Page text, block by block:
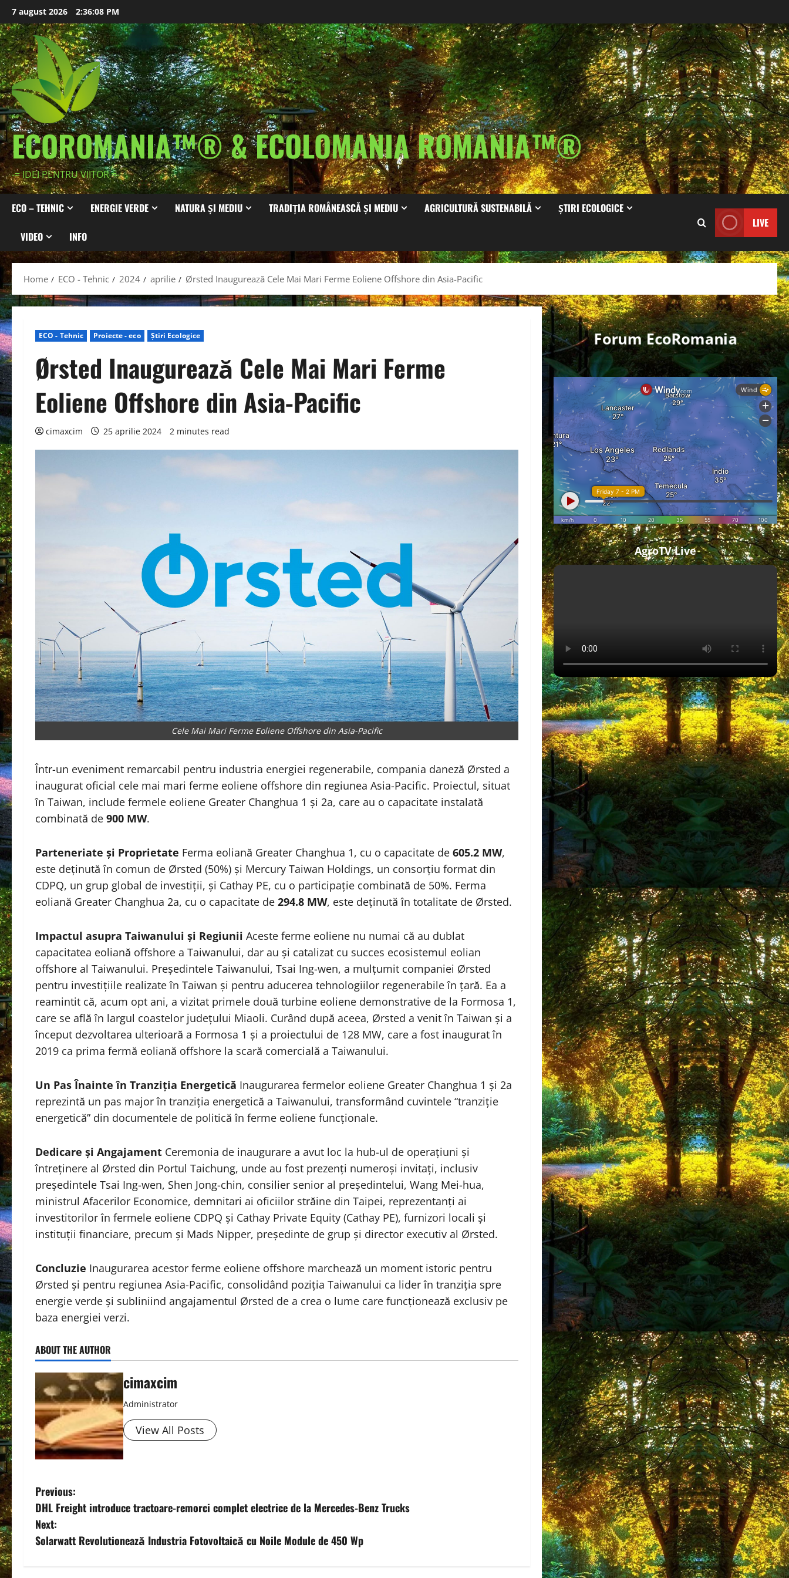
Skip
to
content
7 august 2026 2:36:10 PM
ECOROMANIA™® & ECOLOMANIA ROMANIA™®
-= IDEI PENTRU VIITOR =-
ECO – TEHNIC ENERGIE VERDE NATURA ȘI MEDIU TRADIȚIA ROMÂNEASCĂ ȘI MEDIU AGRICULTURĂ SUSTENABILĂ ȘTIRI ECOLOGICE
VIDEO INFO
LIVE
Home ECO - Tehnic 2024 aprilie Ørsted Inaugurează Cele Mai Mari Ferme Eoliene Offshore din Asia-Pacific
ECO - Tehnic Proiecte - eco Știri Ecologice
Ørsted Inaugurează Cele Mai Mari Ferme
Eoliene Offshore din Asia-Pacific
cimaxcim 25 aprilie 2024 2 minutes read
Cele Mai Mari Ferme Eoliene Offshore din Asia-Pacific
Într-un eveniment remarcabil pentru industria energiei regenerabile, compania daneză Ørsted a
inaugurat oficial cele mai mari ferme eoliene offshore din regiunea Asia-Pacific. Proiectul, situat
în Taiwan, include fermele eoliene Greater Changhua 1 și 2a, care au o capacitate instalată
combinată de 900 MW.
Parteneriate și Proprietate Ferma eoliană Greater Changhua 1, cu o capacitate de 605.2 MW,
este deținută în comun de Ørsted (50%) și Mercury Taiwan Holdings, un consorțiu format din
CDPQ, un grup global de investiții, și Cathay PE, cu o participație combinată de 50%. Ferma
eoliană Greater Changhua 2a, cu o capacitate de 294.8 MW, este deținută în totalitate de Ørsted.
Impactul asupra Taiwanului și Regiunii Aceste ferme eoliene nu numai că au dublat
capacitatea eoliană offshore a Taiwanului, dar au și catalizat cu succes ecosistemul eolian
offshore al Taiwanului. Președintele Taiwanului, Tsai Ing-wen, a mulțumit companiei Ørsted
pentru investițiile realizate în Taiwan și pentru aducerea tehnologiilor regenerabile în țară. Ea a
reamintit că, acum opt ani, a vizitat primele două turbine eoliene demonstrative de la Formosa 1,
care se află în largul coastelor județului Miaoli. Curând după aceea, Ørsted a venit în Taiwan și a
început dezvoltarea ulterioară a Formosa 1 și a proiectului de 128 MW, care a fost inaugurat în
2019 ca prima fermă eoliană offshore la scară comercială a Taiwanului.
Un Pas Înainte în Tranziția Energetică Inaugurarea fermelor eoliene Greater Changhua 1 și 2a
reprezintă un pas major în tranziția energetică a Taiwanului, transformând cuvintele “tranziție
energetică” din documentele de politică în ferme eoliene funcționale.
Dedicare și Angajament Ceremonia de inaugurare a avut loc la hub-ul de operațiuni și
întreținere al Ørsted din Portul Taichung, unde au fost prezenți numeroși invitați, inclusiv
președintele Tsai Ing-wen, Shen Jong-chin, consilier senior al președintelui, Wang Mei-hua,
ministrul Afacerilor Economice, demnitari ai oficiilor străine din Taipei, reprezentanți ai
investitorilor în fermele eoliene CDPQ și Cathay Private Equity (Cathay PE), furnizori locali și
instituții financiare, precum și Mads Nipper, președinte de grup și director executiv al Ørsted.
Concluzie Inaugurarea acestor ferme eoliene offshore marchează un moment istoric pentru
Ørsted și pentru regiunea Asia-Pacific, consolidând poziția Taiwanului ca lider în tranziția spre
energie verde și subliniind angajamentul Ørsted de a crea o lume care funcționează exclusiv pe
baza energiei verzi.
ABOUT THE AUTHOR
cimaxcim
Administrator
View All Posts
P
o
s
Previous:
DHL Freight introduce tractoare-remorci complet electrice de la Mercedes-Benz Trucks
Next:
Solarwatt Revolutionează Industria Fotovoltaică cu Noile Module de 450 Wp
Forum EcoRomania
AgroTV Live